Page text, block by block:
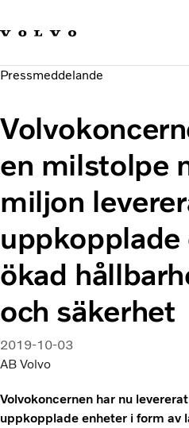
Hållbara
Investerare
Pressmeddelande
en milstolpe
miljon
ökad
och säkerhet
2019-10-03
AB Volvo
Volvokoncernen har nu
uppkopplade enheter i form av